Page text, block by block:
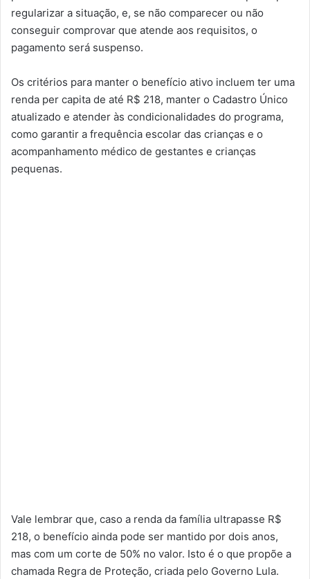
regularizar a situação, e, se não comparecer ou não
conseguir comprovar que atende aos requisitos, o
pagamento será suspenso.
Os critérios para manter o benefício ativo incluem ter uma
renda per capita de até R$ 218, manter o Cadastro Único
atualizado e atender às condicionalidades do programa,
como garantir a frequência escolar das crianças e o
acompanhamento médico de gestantes e crianças
pequenas.
Vale lembrar que, caso a renda da família ultrapasse R$
218, o benefício ainda pode ser mantido por dois anos,
mas com um corte de 50% no valor. Isto é o que propõe a
chamada Regra de Proteção, criada pelo Governo Lula.